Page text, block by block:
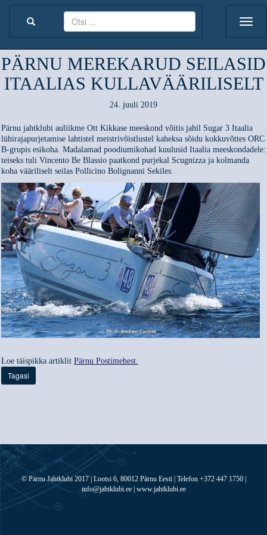
PÄRNU MEREKARUD SEILASID
ITAALIAS KULLAVÄÄRILISELT
24. juuli 2019
Pärnu jahtklubi auliikme Ott Kikkase meeskond võitis jahil Sugar 3 Itaalia
lühirajapurjetamise lahtistel meistrivõistlustel kaheksa sõidu kokkuvõttes ORC
B-grupis esikoha. Madalamad poodiumikohad kuulusid Itaalia meeskondadele:
teiseks tuli Vincento Be Blassio paatkond purjekal Scugnizza ja kolmanda
koha vääriliselt seilas Pollicino Bolignanni Sekiles.
Loe täispikka artiklit Pärnu Postimehest.
Tagasi
© Pärnu Jahtklubi 2017 | Lootsi 6, 80012 Pärnu Eesti | Telefon +372 447 1750 |
info@jahtklubi.ee | www.jahtklubi.ee